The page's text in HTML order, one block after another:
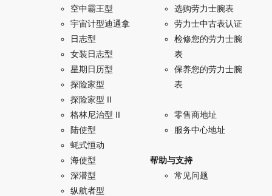
空中霸王型
宇宙计型迪通拿
日志型
女装日志型
星期日历型
探险家型
探险家型 II
格林尼治型 II
陆使型
蚝式恒动
海使型
深潜型
纵航者型
选购劳力士腕表
劳力士中古表认证
检修您的劳力士腕
表
保养您的劳力士腕
表
零售商地址
服务中心地址
帮助与支持
常见问题